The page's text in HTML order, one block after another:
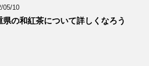
05/10
県の和紅茶について詳しくなろう